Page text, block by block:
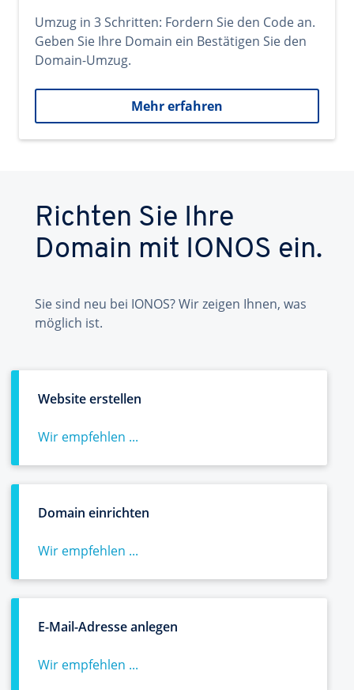
Umzug in 3 Schritten: Fordern Sie den Code an.
Geben Sie Ihre Domain ein Bestätigen Sie den
Domain-Umzug.
Mehr erfahren
Richten Sie Ihre
Domain mit IONOS ein.
Sie sind neu bei IONOS? Wir zeigen Ihnen, was
möglich ist.
Website erstellen
Wir empfehlen ...
Domain einrichten
Wir empfehlen ...
E-Mail-Adresse anlegen
Wir empfehlen ...